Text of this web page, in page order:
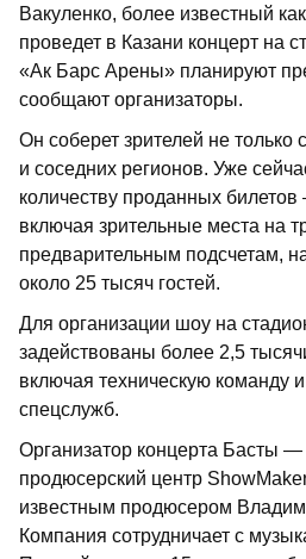
Вакуленко, более известный
проведет в Казани концерт на
«Ак Барс Арены» планируют
сообщают организаторы.
Он соберет зрителей не только
и соседних регионов. Уже
количеству проданных
включая зрительные места на
предварительным подсчетам,
около 25 тысяч гостей.
Для организации шоу на
задействованы более 2,5
включая техническую команду
спецслужб.
Организатор концерта Басты —
продюсерский центр
известным продюсером
Компания сотрудничает с